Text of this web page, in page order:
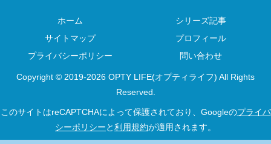
ホーム
シリーズ記事
サイトマップ
プロフィール
プライバシーポリシー
問い合わせ
Copyright © 2019-2026 OPTY LIFE(オプティライフ) All Rights
Reserved.
このサイトはreCAPTCHAによって保護されており、Googleのプライバ
シーポリシーと利用規約が適用されます。